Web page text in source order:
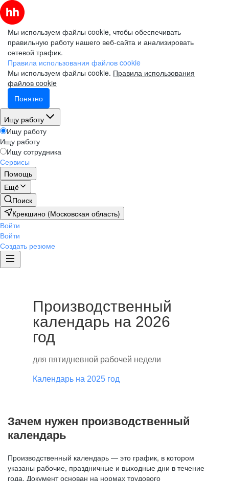
Мы используем файлы cookie, чтобы обеспечивать
правильную работу нашего веб-сайта и анализировать
сетевой трафик.
Правила использования файлов cookie
Мы используем файлы cookie. Правила использования
файлов cookie
Понятно
Ищу работу
Ищу работу
Ищу работу
Ищу сотрудника
Сервисы
Помощь
Ещё
Поиск
Крекшино (Московская область)
Войти
Войти
Создать резюме
Производственный
календарь на 2026
год
для пятидневной рабочей недели
Календарь на 2025 год
Зачем нужен производственный
календарь
Производственный календарь — это график, в котором
указаны рабочие, праздничные и выходные дни в течение
года. Документ основан на нормах трудового